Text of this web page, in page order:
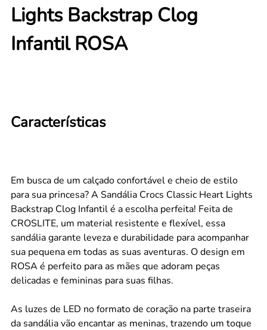
Lights Backstrap Clog
Infantil ROSA
Características
Em busca de um calçado confortável e cheio de estilo
para sua princesa? A Sandália Crocs Classic Heart Lights
Backstrap Clog Infantil é a escolha perfeita! Feita de
CROSLITE, um material resistente e flexível, essa
sandália garante leveza e durabilidade para acompanhar
sua pequena em todas as suas aventuras. O design em
ROSA é perfeito para as mães que adoram peças
delicadas e femininas para suas filhas.
As luzes de LED no formato de coração na parte traseira
da sandália vão encantar as meninas, trazendo um toque